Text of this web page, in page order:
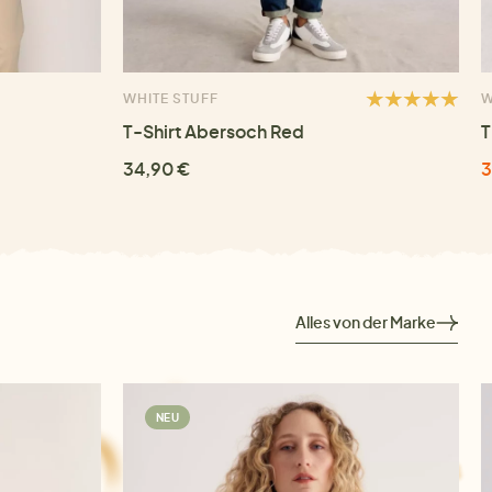
WHITE STUFF
T-Shirt Abersoch Red
34,90 €
Alles von der Marke
NEU